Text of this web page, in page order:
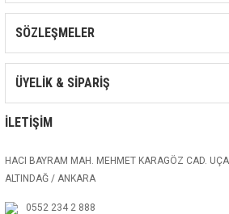
SÖZLEŞMELER
ÜYELİK & SİPARİŞ
İLETİŞİM
HACI BAYRAM MAH. MEHMET KARAGÖZ CAD.
ALTINDAĞ / ANKARA
0552 234 2 888